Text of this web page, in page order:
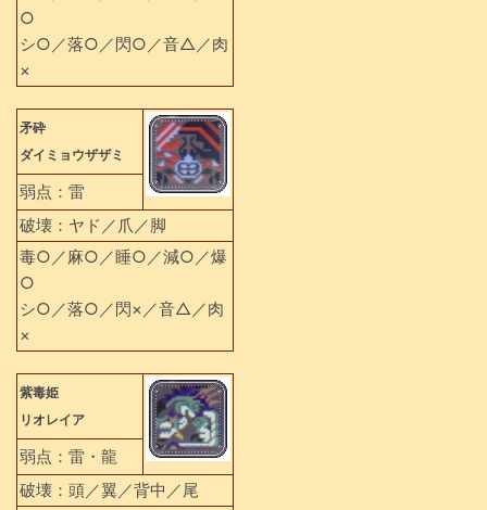
○
シ○／落○／閃○／音△／肉
×
矛砕
ダイミョウザザミ
弱点：雷
破壊：ヤド／爪／脚
毒○／麻○／睡○／減○／爆
○
シ○／落○／閃×／音△／肉
×
紫毒姫
リオレイア
弱点：雷・龍
破壊：頭／翼／背中／尾